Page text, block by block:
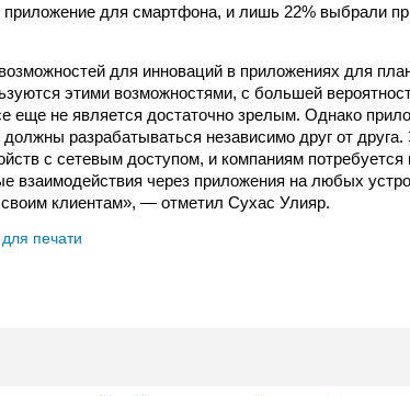
приложение для смартфона, и лишь 22% выбрали
для инноваций в приложениях для
этими возможностями, с большей
еще не является достаточно зрелым. Однако
разрабатываться независимо друг от
с сетевым доступом, и компаниям потребуется
взаимодействия через приложения на любых
клиентам», — отметил Сухас Улияр.
печати